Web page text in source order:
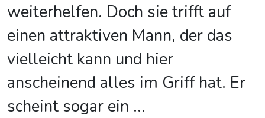
weiterhelfen. Doch sie trifft auf
einen attraktiven Mann, der das
vielleicht kann und hier
anscheinend alles im Griff hat. Er
scheint sogar ein ...